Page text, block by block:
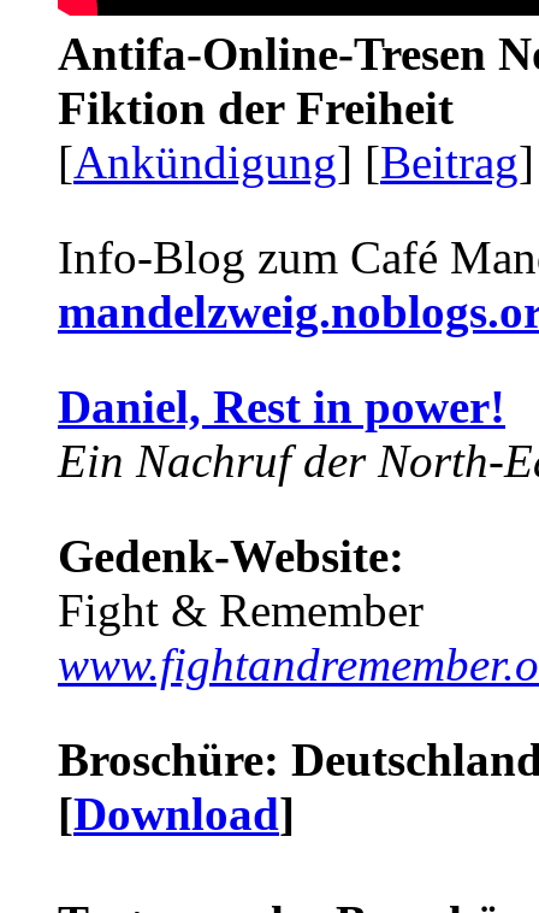
Antifa-Online-Tresen
Fiktion der Freiheit
[Ankündigung] [Beitrag
Info-Blog zum Café
Daniel, Rest in power!
Ein Nachruf der North-
Gedenk-Website:
Fight & Remember
Broschüre:
[Download]